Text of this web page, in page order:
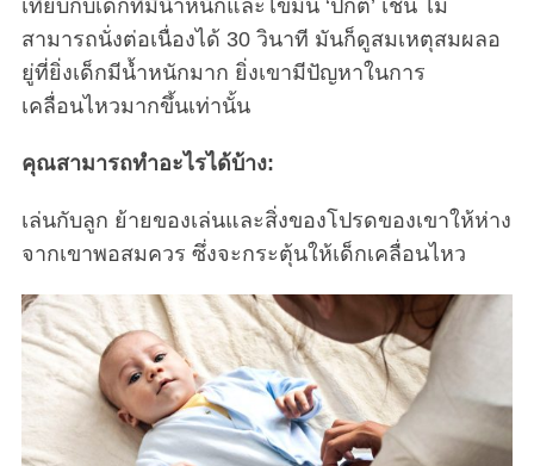
เทียบกับเด็กที่มีน้ำหนักและไขมัน ‘ปกติ’ เช่น ไม่
สามารถนั่งต่อเนื่องได้ 30 วินาที มันก็ดูสมเหตุสมผลอ
ยู่ที่ยิ่งเด็กมีน้ำหนักมาก ยิ่งเขามีปัญหาในการ
เคลื่อนไหวมากขึ้นเท่านั้น
คุณสามารถทำอะไรได้บ้าง:
เล่นกับลูก ย้ายของเล่นและสิ่งของโปรดของเขาให้ห่าง
จากเขาพอสมควร ซึ่งจะกระตุ้นให้เด็กเคลื่อนไหว